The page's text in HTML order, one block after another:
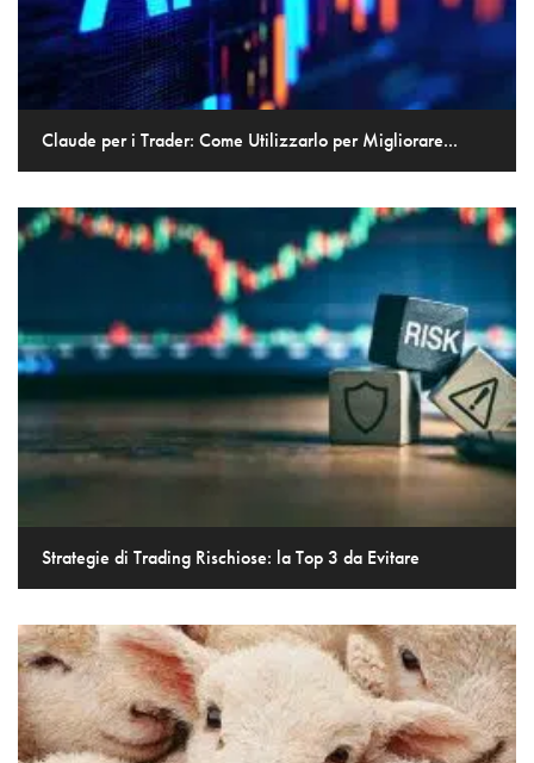
Claude per i Trader: Come Utilizzarlo per Migliorare...
Strategie di Trading Rischiose: la Top 3 da Evitare